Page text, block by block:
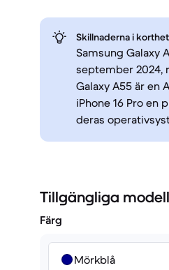
Skillnaderna i korthet
Samsung Galaxy
september 2024,
Galaxy A55 är en
iPhone 16 Pro en
deras
Tillgängliga
Färg
Mörkblå